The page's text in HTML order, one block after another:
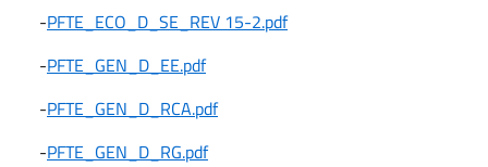
-PFTE_ECO_D_SE_REV 15-2.pdf
-PFTE_GEN_D_EE.pdf
-PFTE_GEN_D_RCA.pdf
-PFTE_GEN_D_RG.pdf